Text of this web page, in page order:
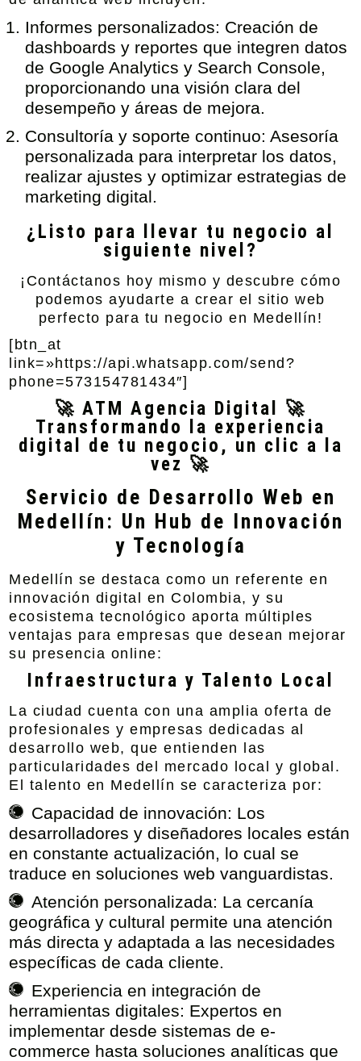
Informes personalizados: Creación de
dashboards y reportes que integren datos
de Google Analytics y Search Console,
proporcionando una visión clara del
desempeño y áreas de mejora.
Consultoría y soporte continuo: Asesoría
personalizada para interpretar los datos,
realizar ajustes y optimizar estrategias de
marketing digital.
¿Listo para llevar tu negocio al
siguiente nivel?
¡Contáctanos hoy mismo y descubre cómo
podemos ayudarte a crear el sitio web
perfecto para tu negocio en Medellín!
[btn_at
link=»https://api.whatsapp.com/send?
phone=573154781434″]
🚀 ATM Agencia Digital 🚀
Transformando la experiencia
digital de tu negocio, un clic a la
vez 🚀
Servicio de Desarrollo Web en
Medellín: Un Hub de Innovación
y Tecnología
Medellín se destaca como un referente en
innovación digital en Colombia, y su
ecosistema tecnológico aporta múltiples
ventajas para empresas que desean mejorar
su presencia online:
Infraestructura y Talento Local
La ciudad cuenta con una amplia oferta de
profesionales y empresas dedicadas al
desarrollo web, que entienden las
particularidades del mercado local y global.
El talento en Medellín se caracteriza por:
Capacidad de innovación: Los
desarrolladores y diseñadores locales están
en constante actualización, lo cual se
traduce en soluciones web vanguardistas.
Atención personalizada: La cercanía
geográfica y cultural permite una atención
más directa y adaptada a las necesidades
específicas de cada cliente.
Experiencia en integración de
herramientas digitales: Expertos en
implementar desde sistemas de e-
commerce hasta soluciones analíticas que